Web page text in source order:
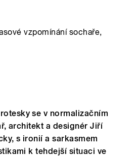
vzpomínání sochaře,
se v normalizačním
architekt a designér Jiří
s ironií a sarkasmem
k tehdejší situaci ve